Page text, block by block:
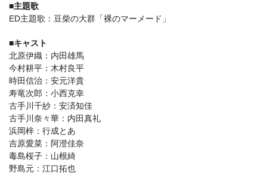
■主題歌
ED主題歌：豆柴の大群「裸のマーメード」
■キャスト
北原伊織：内田雄馬
今村耕平：木村良平
時田信治：安元洋貴
寿竜次郎：小西克幸
古手川千紗：安済知佳
古手川奈々華：内田真礼
浜岡梓：行成とあ
吉原愛菜：阿澄佳奈
毒島桜子：山根綺
野島元：江口拓也